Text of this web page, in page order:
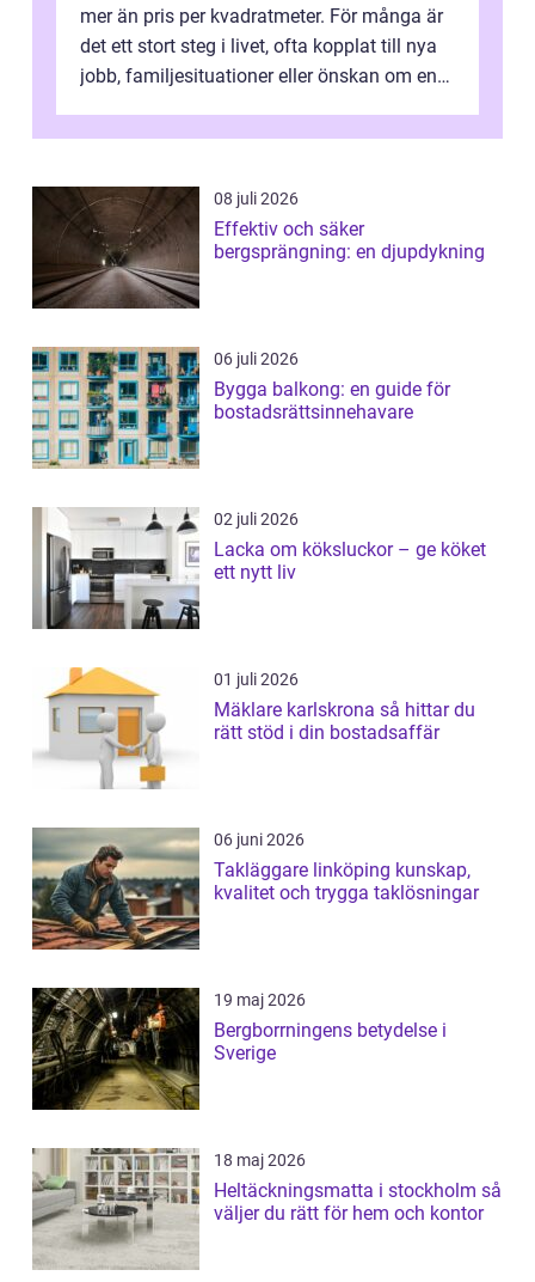
mer än pris per kvadratmeter. För många är
det ett stort steg i livet, ofta kopplat till nya
jobb, familjesituationer eller önskan om en
08 juli 2026
Effektiv och säker
bergsprängning: en djupdykning
06 juli 2026
Bygga balkong: en guide för
bostadsrättsinnehavare
02 juli 2026
Lacka om köksluckor – ge köket
ett nytt liv
01 juli 2026
Mäklare karlskrona så hittar du
rätt stöd i din bostadsaffär
06 juni 2026
Takläggare linköping kunskap,
kvalitet och trygga taklösningar
19 maj 2026
Bergborrningens betydelse i
Sverige
18 maj 2026
Heltäckningsmatta i stockholm så
väljer du rätt för hem och kontor